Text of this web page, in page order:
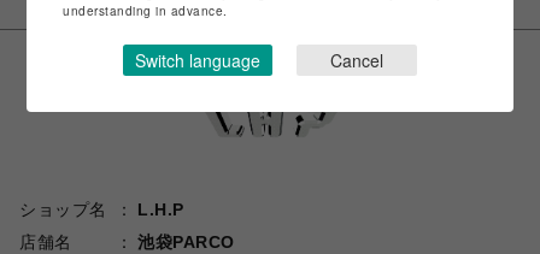
ショップ名
L.H.P
店舗名
池袋PARCO
understanding in advance.
Switch language Cancel